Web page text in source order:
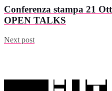
Conferenza stampa 21
OPEN TALKS
Next post